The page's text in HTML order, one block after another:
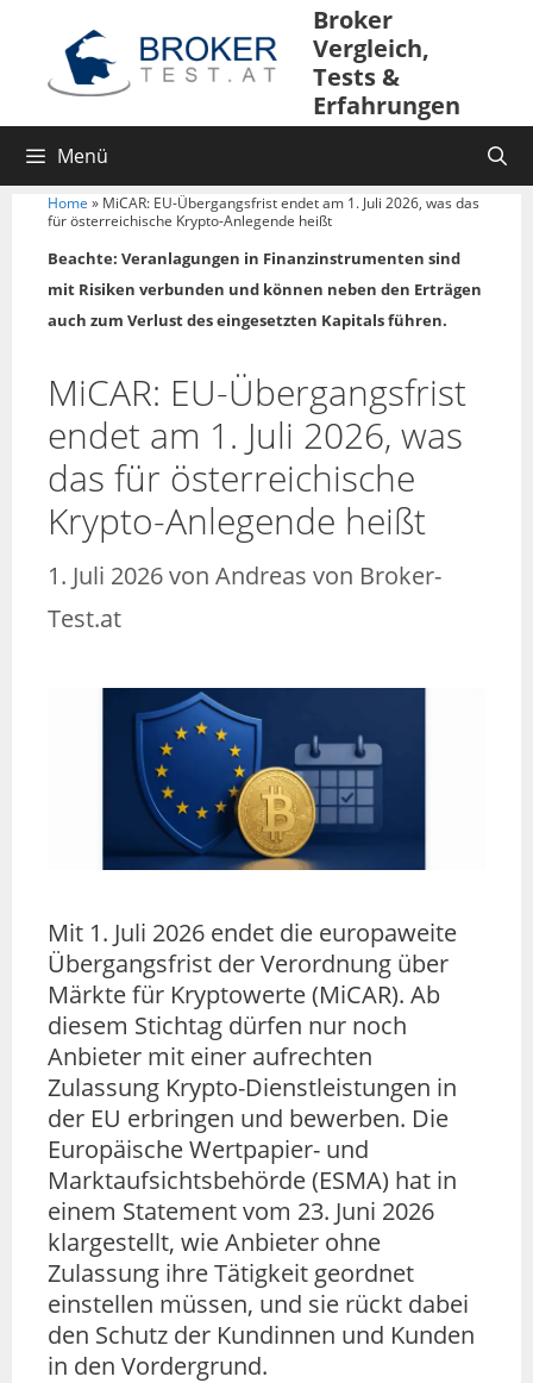
Broker
Vergleich,
Tests &
Erfahrungen
Menü
Home » MiCAR: EU-Übergangsfrist endet am 1. Juli 2026, was das
für österreichische Krypto-Anlegende heißt
Beachte: Veranlagungen in Finanzinstrumenten sind
mit Risiken verbunden und können neben den Erträgen
auch zum Verlust des eingesetzten Kapitals führen.
MiCAR: EU-Übergangsfrist
endet am 1. Juli 2026, was
das für österreichische
Krypto-Anlegende heißt
1. Juli 2026von Andreas von Broker-
Test.at
Mit 1. Juli 2026 endet die europaweite
Übergangsfrist der Verordnung über
Märkte für Kryptowerte (MiCAR). Ab
diesem Stichtag dürfen nur noch
Anbieter mit einer aufrechten
Zulassung Krypto-Dienstleistungen in
der EU erbringen und bewerben. Die
Europäische Wertpapier- und
Marktaufsichtsbehörde (ESMA) hat in
einem Statement vom 23. Juni 2026
klargestellt, wie Anbieter ohne
Zulassung ihre Tätigkeit geordnet
einstellen müssen, und sie rückt dabei
den Schutz der Kundinnen und Kunden
in den Vordergrund.